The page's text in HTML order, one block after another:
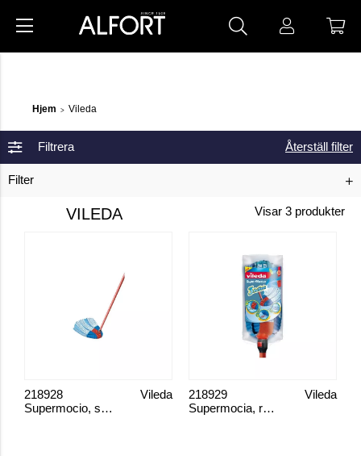
Hjem > Vileda
Filtrera
Filter
Återställ filter
VILEDA Visar 3 produkter
Supermocio, system
Vileda
218928
Supermocia, refill
Vileda
218929